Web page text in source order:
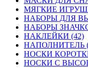
МЯГКИЕ
НАБОРЫ ДЛЯ
НАБОРЫ
НАКЛЕЙКИ (42)
НАПОЛНИТЕЛЬ
НОСКИ
НОСКИ С